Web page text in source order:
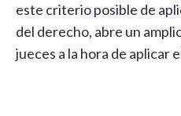
este criterio posible de
del derecho, abre un
jueces a la hora de aplicar